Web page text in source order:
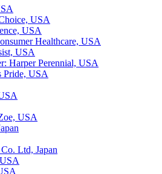
USA
USA
Healthcare, USA
USA
Harper Perennial, USA
Pride, USA
USA
Ltd, Japan